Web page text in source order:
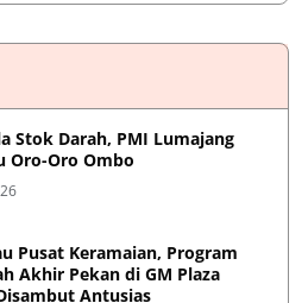
Stok Darah, PMI Lumajang
Oro-Oro Ombo
Pusat Keramaian, Program
Akhir Pekan di GM Plaza
Antusias